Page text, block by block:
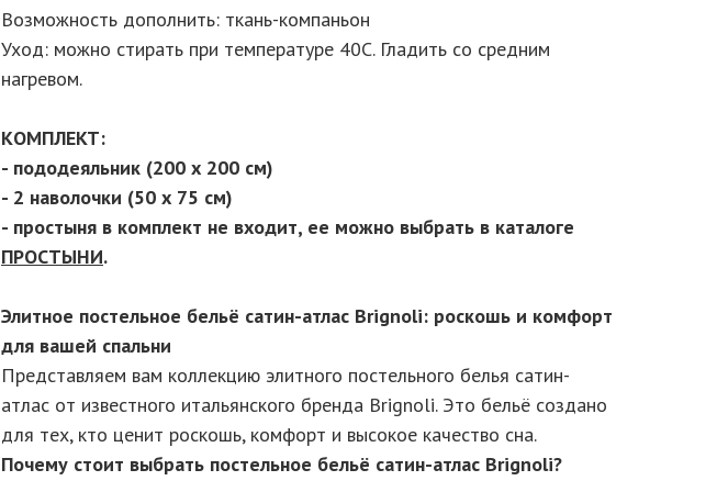
Возможность дополнить: ткань-компаньон
Уход: можно стирать при температуре 40С. Гладить со средним
нагревом.
КОМПЛЕКТ:
- пододеяльник (200 х 200 см)
- 2 наволочки (50 х 75 см)
- простыня в комплект не входит, ее можно выбрать в каталоге
ПРОСТЫНИ.
Элитное постельное бельё сатин-атлас Brignoli: роскошь и комфорт
для вашей спальни
Представляем вам коллекцию элитного постельного белья сатин-
атлас от известного итальянского бренда Brignoli. Это бельё создано
для тех, кто ценит роскошь, комфорт и высокое качество сна.
Почему стоит выбрать постельное бельё сатин-атлас Brignoli?